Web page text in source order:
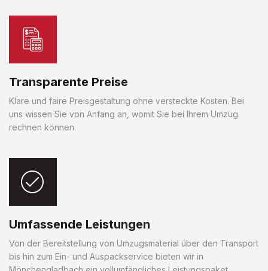
Transparente Preise
Klare und faire Preisgestaltung ohne versteckte Kosten. Bei
uns wissen Sie von Anfang an, womit Sie bei Ihrem Umzug
rechnen können.
Umfassende Leistungen
Von der Bereitstellung von Umzugsmaterial über den Transport
bis hin zum Ein- und Auspackservice bieten wir in